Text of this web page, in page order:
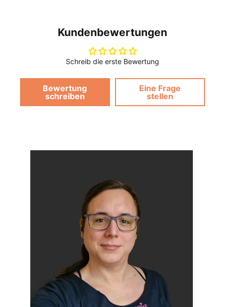
Kundenbewertungen
Schreib die erste Bewertung
Bewertung
schreiben
Eine Frage
stellen